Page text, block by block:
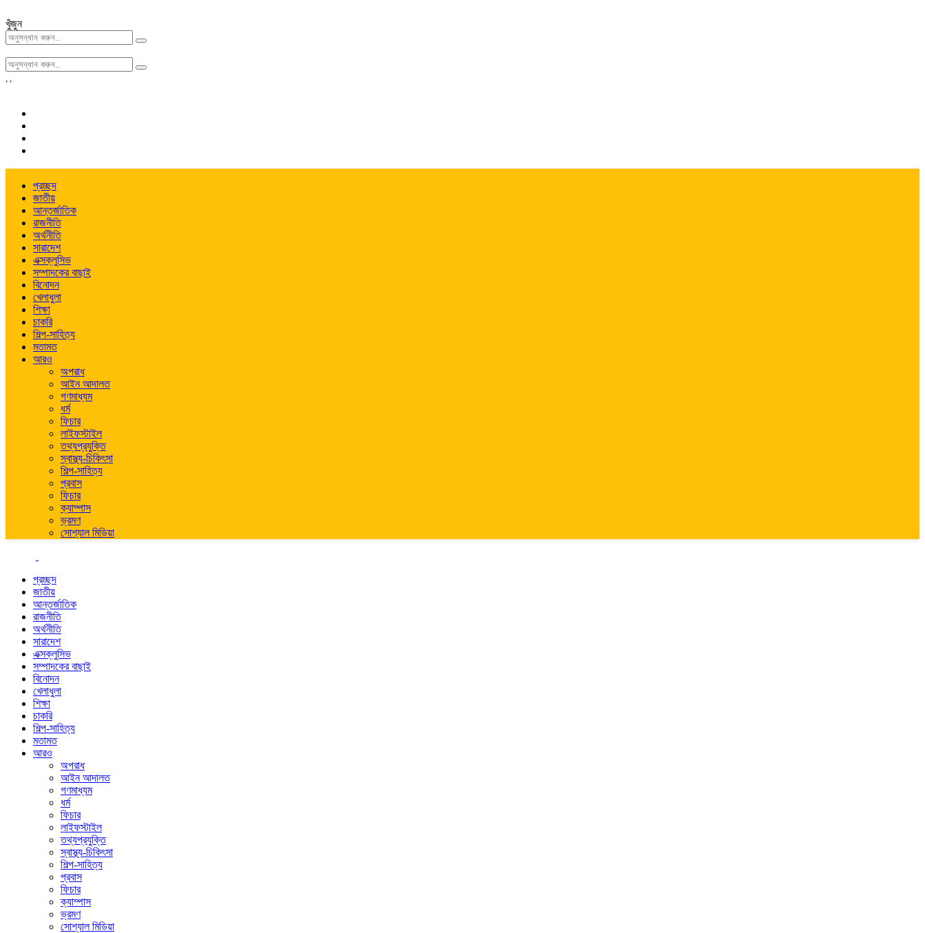
খুঁজুন
, ,
প্রচ্ছদ
জাতীয়
আন্তর্জাতিক
রাজনীতি
অর্থনীতি
সারাদেশ
এক্সক্লুসিভ
সম্পাদকের বাছাই
বিনোদন
খেলাধুলা
শিক্ষা
চাকরি
শিল্প-সাহিত্য
মতামত
আরও
অপরাধ
আইন আদালত
গণমাধ্যম
ধর্ম
ফিচার
লাইফস্টাইল
তথ্যপ্রযুক্তি
স্বাস্থ্য-চিকিৎসা
শিল্প-সাহিত্য
প্রবাস
ফিচার
ক্যাম্পাস
ভ্রমণ
সোশ্যাল মিডিয়া
প্রচ্ছদ
জাতীয়
আন্তর্জাতিক
রাজনীতি
অর্থনীতি
সারাদেশ
এক্সক্লুসিভ
সম্পাদকের বাছাই
বিনোদন
খেলাধুলা
শিক্ষা
চাকরি
শিল্প-সাহিত্য
মতামত
আরও
অপরাধ
আইন আদালত
গণমাধ্যম
ধর্ম
ফিচার
লাইফস্টাইল
তথ্যপ্রযুক্তি
স্বাস্থ্য-চিকিৎসা
শিল্প-সাহিত্য
প্রবাস
ফিচার
ক্যাম্পাস
ভ্রমণ
সোশ্যাল মিডিয়া